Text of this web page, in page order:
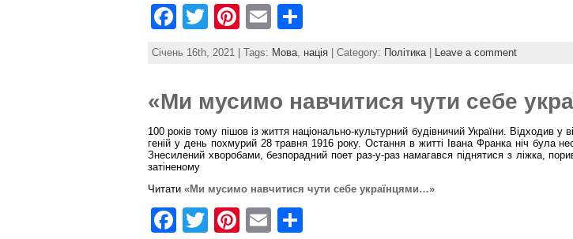
F
a
e
b
o
o
k
T
w
itt
er
Pi
nt
er
e
st
E
m
l
ar
e
Січень 16th, 2021 | Tags: Мова нація | Category: Політика | Leave a comment
«Ми мусимо навчитися чути себе
100 років тому пішов із життя національно-культурний будівничий України. Відходив у
геній у день похмурий 28 травня 1916 року. Остання в житті Івана Франка ніч була
Знесилений хворобами, безпорадний поет раз-у-раз намагався піднятися з ліжка,
затіненому
Читати «Ми мусимо навчитися чути себе українцями…»
F
T
Pi
E